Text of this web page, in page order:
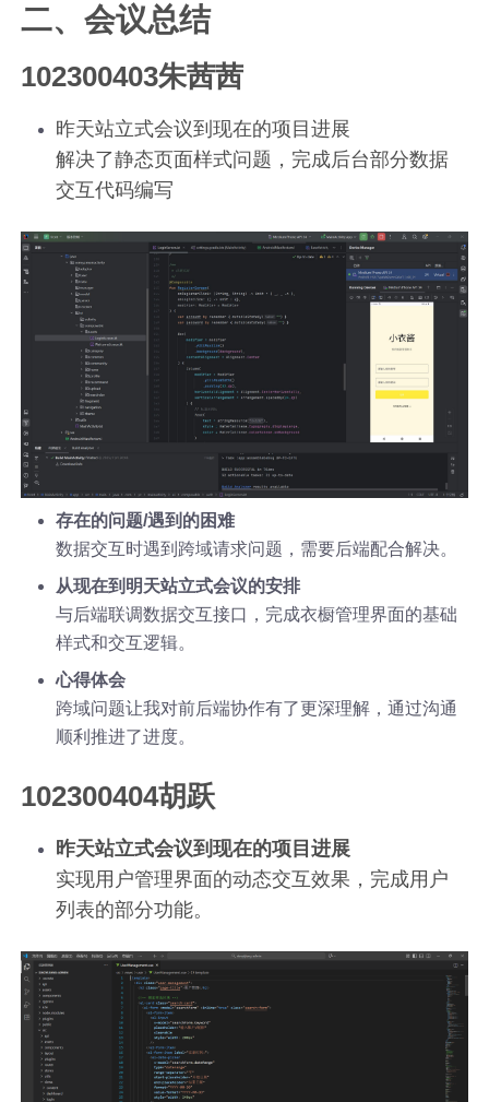
二、会议总结
102300403朱茜茜
昨天站立式会议到现在的项目进展
解决了静态页面样式问题，完成后台部分数据
交互代码编写
存在的问题/遇到的困难
数据交互时遇到跨域请求问题，需要后端配合解决。
从现在到明天站立式会议的安排
与后端联调数据交互接口，完成衣橱管理界面的基础
样式和交互逻辑。
心得体会
跨域问题让我对前后端协作有了更深理解，通过沟通
顺利推进了进度。
102300404胡跃
昨天站立式会议到现在的项目进展
实现用户管理界面的动态交互效果，完成用户
列表的部分功能。